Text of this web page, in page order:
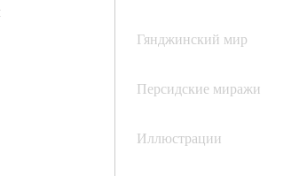
Гянджинский мир
Персидские миражи
Иллюстрации